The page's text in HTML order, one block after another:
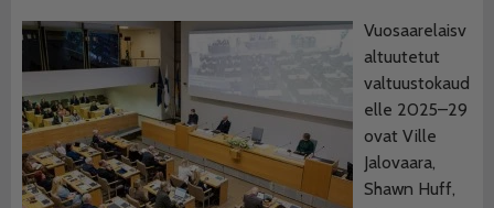
Vuosaarelaisv
altuutetut
valtuustokaud
elle 2025–29
ovat Ville
Jalovaara,
Shawn Huff,